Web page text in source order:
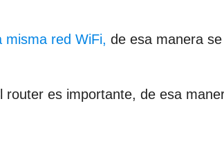
misma red WiFi, de esa manera se
es importante, de esa